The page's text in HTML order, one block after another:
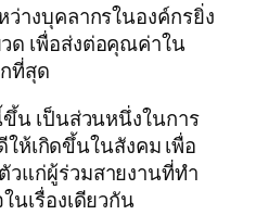
างบุคลากรในองค์กรยิ่ง
ด เพื่อส่งต่อคุณค่าใน
ที่สุด
น เป็นส่วนหนึ่งในการ
ห้เกิดขึ้นในสังคม เพื่อ
วแก่ผู้ร่วมสายงานที่ทำ
นเรื่องเดียวกัน